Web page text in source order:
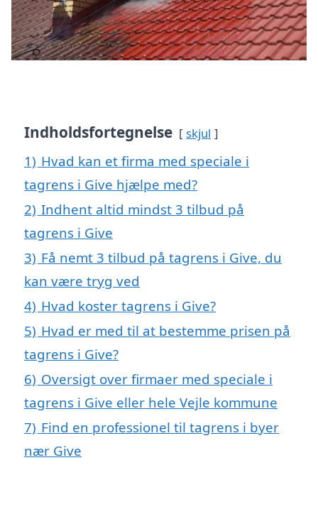
Indholdsfortegnelse skjul
1) Hvad kan et firma med speciale i
tagrens i Give hjælpe med?
2) Indhent altid mindst 3 tilbud på
tagrens i Give
3) Få nemt 3 tilbud på tagrens i Give, du
kan være tryg ved
4) Hvad koster tagrens i Give?
5) Hvad er med til at bestemme prisen på
tagrens i Give?
6) Oversigt over firmaer med speciale i
tagrens i Give eller hele Vejle kommune
7) Find en professionel til tagrens i byer
nær Give